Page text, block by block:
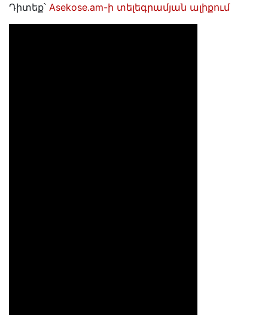
Դիտեք՝ Asekose․am-ի տելեգրամյան ալիքում